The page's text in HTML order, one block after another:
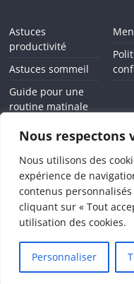
Nous respectons
Nous utilisons des
expérience de
contenus
cliquant sur « Tout
utilisation des cookies.
Personnaliser
Astuces
productivité
Astuces sommeil
Guide pour une
routine matinale
Comment arrêter
l'addiction au
smartphone
Copyright © 2026
ThemeColorMagpar